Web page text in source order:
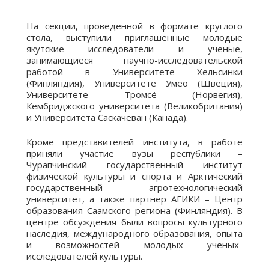
На секции, проведенной в формате круглого
стола, выступили приглашенные молодые
якутские исследователи и ученые,
занимающиеся научно-исследовательской
работой в Университете Хельсинки
(Финляндия), Университете Умео (Швеция),
Университете Тромсё (Норвегия),
Кембриджского университета (Великобритания)
и Университета Саскачеван (Канада).
Кроме представителей института, в работе
приняли участие вузы республики –
Чурапчинский государственный институт
физической культуры и спорта и Арктический
государственный агротехнологический
университет, а также партнер АГИКИ – Центр
образования Саамского региона (Финляндия). В
центре обсуждения были вопросы культурного
наследия, международного образования, опыта
и возможностей молодых ученых-
исследователей культуры.